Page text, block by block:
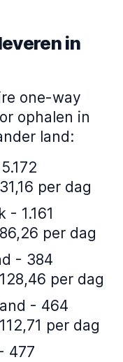
in
one-way
ophalen in
land:
per dag
- 1.161
per dag
- 384
per dag
- 464
per dag
477